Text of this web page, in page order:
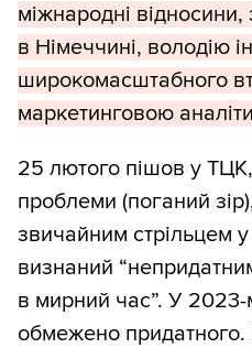
міжнародні відносини,
в Німеччині, володію
широкомасштабного
маркетинговою
25 лютого пішов у
проблеми (поганий
звичайним стрільцем у
визнаний
в мирний час”. У 2023-
обмежено